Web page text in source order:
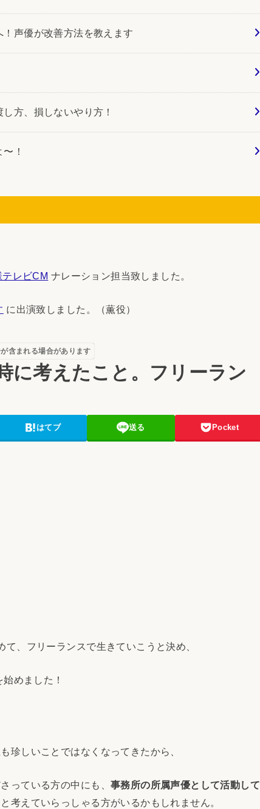
声優が改善方法を教えます
方、損しないやり方！
！
レビCM ナレーション担当致しました。
に出演致しました。（薫役）
が含まれる場合があります
に考えたこと。フリーラン
はてブ 送る Pocket
、フリーランスで生きていこうと決め、
めました！
珍しいことではなくなってきたから、
っている方の中にも、 事務所の所属声優として活動して
と考えていらっしゃる方がいるかもしれません。